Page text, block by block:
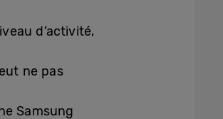
d’activité,
ne pas
Samsung